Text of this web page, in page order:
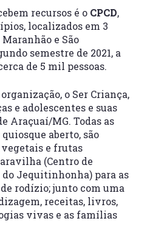
recursos é o CPCD,
localizados em 3
e São
semestre de 2021, a
de 5 mil pessoas.
o Ser Criança,
e adolescentes e suas
Araçuaí/MG. Todas as
aberto, são
e frutas
(Centro de
Jequitinhonha) para as
rodízio; junto com uma
receitas, livros,
vivas e as famílias